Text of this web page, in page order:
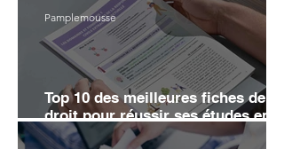
Top 10 des meilleures fiches de
droit pour réussir ses études en
2026
Pamplemousse